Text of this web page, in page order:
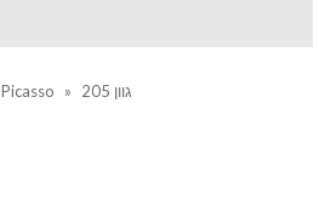
Picasso » גוון 205